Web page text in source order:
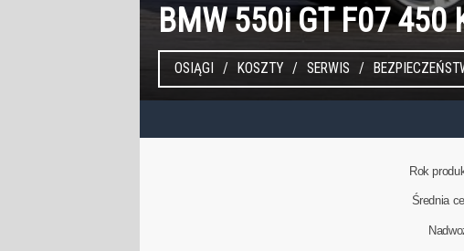
BMW 550i GT F07 450
OSIĄGI KOSZTY SERWIS
Rok
Średnia